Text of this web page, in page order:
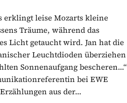
erklingt leise Mozarts kleine
Träume, während das
Licht getaucht wird. Jan hat die
Leuchtdioden überziehen
Sonnenaufgang bescheren…“
bei EWE
aus der...